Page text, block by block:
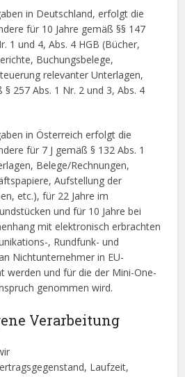
in Deutschland, erfolgt die
für 10 Jahre gemäß §§ 147
1 und 4, Abs. 4 HGB (Bücher,
Buchungsbelege,
relevanter Unterlagen,
257 Abs. 1 Nr. 2 und 3, Abs. 4
in Österreich erfolgt die
für 7 J gemäß § 132 Abs. 1
Belege/Rechnungen,
Aufstellung der
etc.), für 22 Jahre im
und für 10 Jahre bei
mit elektronisch erbrachten
, Rundfunk- und
Nichtunternehmer in EU-
werden und für die der Mini-One-
genommen wird.
Verarbeitung
Laufzeit,